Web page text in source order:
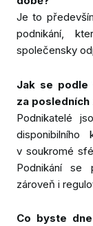
Je to
podnikání,
společensky
Jak se podle
za posledních
Podnikatelé
v soukromé
Podnikání se
zároveň i
Co byste